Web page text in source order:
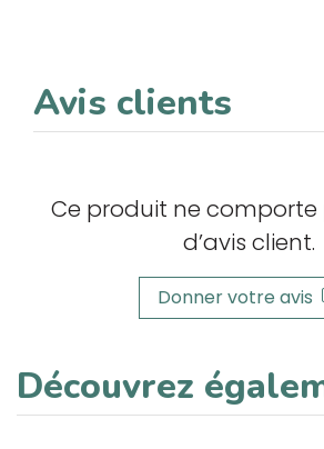
Avis clients
Ce produit ne comporte
d’avis client.
Donner votre avis
Découvrez